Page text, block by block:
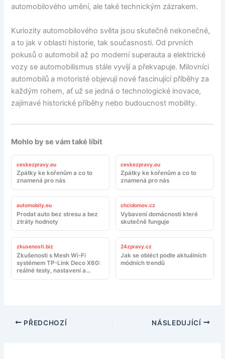
automobilového umění, ale také technickým zázrakem.
Kuriozity automobilového světa jsou skutečně nekonečné,
a to jak v oblasti historie, tak současnosti. Od prvních
pokusů o automobil až po moderní superauta a elektrické
vozy se automobilismus stále vyvíjí a překvapuje. Milovníci
automobilů a motoristé objevují nové fascinující příběhy za
každým rohem, ať už se jedná o technologické inovace,
zajímavé historické příběhy nebo budoucnost mobility.
Mohlo by se vám také líbit
ceskezpravy.eu
Zpátky ke kořenům a co to
znamená pro nás
ceskezpravy.eu
Zpátky ke kořenům a co to
znamená pro nás
automobily.eu
Prodat auto bez stresu a bez
ztráty hodnoty
chcidomov.cz
Vybavení domácnosti které
skutečně funguje
zkusenosti.biz
Zkušenosti s Mesh Wi-Fi
systémem TP-Link Deco X60:
reálné testy, nastavení a
doporučení
24zpravy.cz
Jak se obléct podle aktuálních
módních trendů
PŘEDCHOZÍ NÁSLEDUJÍCÍ